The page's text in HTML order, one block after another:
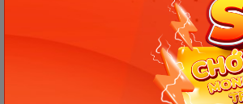
Các Bài Viết Mới Nhất
[Thảo luận] Cơn
vạ) của trẻ | Kỷ